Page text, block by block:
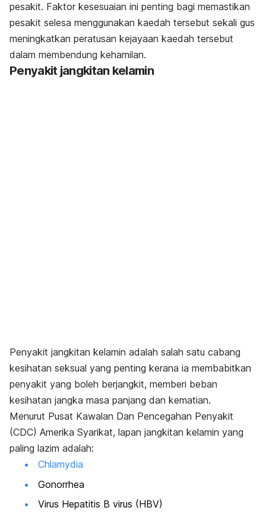
pesakit. Faktor kesesuaian ini penting bagi memastikan
pesakit selesa menggunakan kaedah tersebut sekali gus
meningkatkan peratusan kejayaan kaedah tersebut
dalam membendung kehamilan.
Penyakit jangkitan kelamin
Penyakit jangkitan kelamin adalah salah satu cabang
kesihatan seksual yang penting kerana ia membabitkan
penyakit yang boleh berjangkit, memberi beban
kesihatan jangka masa panjang dan kematian.
Menurut Pusat Kawalan Dan Pencegahan Penyakit
(CDC) Amerika Syarikat, lapan jangkitan kelamin yang
paling lazim adalah:
Chlamydia
Gonorrhea
Virus Hepatitis B virus (HBV)